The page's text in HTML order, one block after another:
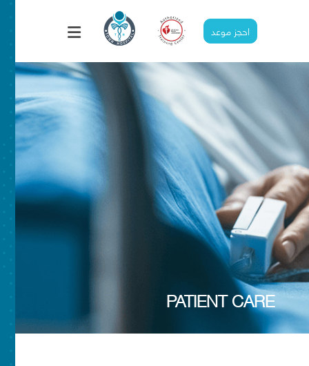
احجز موعد
غرف المرضي الداخلي
PATIENT CARE